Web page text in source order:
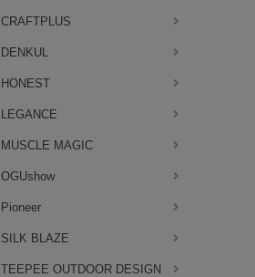
CRAFTPLUS
DENKUL
HONEST
LEGANCE
MUSCLE MAGIC
OGUshow
Pioneer
SILK BLAZE
TEEPEE OUTDOOR DESIGN